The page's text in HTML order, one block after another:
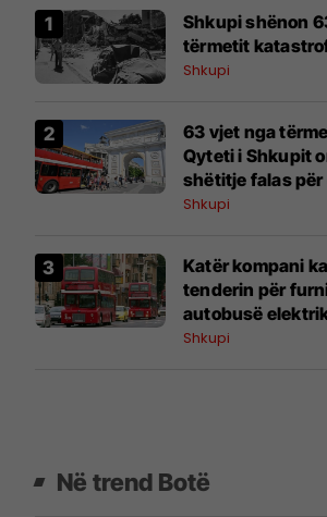
Shkupi shënon
tërmetit
Shkupi
63 vjet nga
Qyteti i Shkupit
shëtitje falas
autobus
Shkupi
Katër kompani
tenderin për
autobusë
Shkupi
Në trend Botë